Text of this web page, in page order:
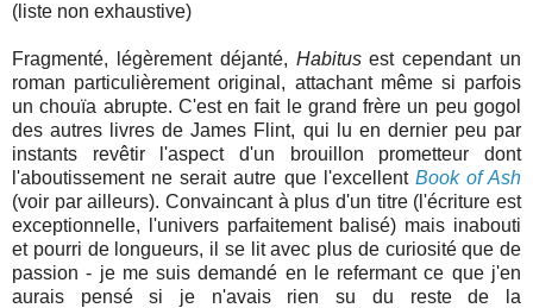
(liste non exhaustive)
Fragmenté, légèrement déjanté, Habitusest cependant un
roman particulièrement original, attachant même si parfois
un chouïa abrupte. C'est en fait le grand frère un peu gogol
des autres livres de James Flint, qui lu en dernier peu par
instants revêtir l'aspect d'un brouillon prometteur dont
l'aboutissement ne serait autre que l'excellent Book of Ash
(voir par ailleurs). Convaincant à plus d'un titre (l'écriture est
exceptionnelle, l'univers parfaitement balisé) mais inabouti
et pourri de longueurs, il se lit avec plus de curiosité que de
passion - je me suis demandé en le refermant ce que j'en
aurais pensé si je n'avais rien su du reste de la